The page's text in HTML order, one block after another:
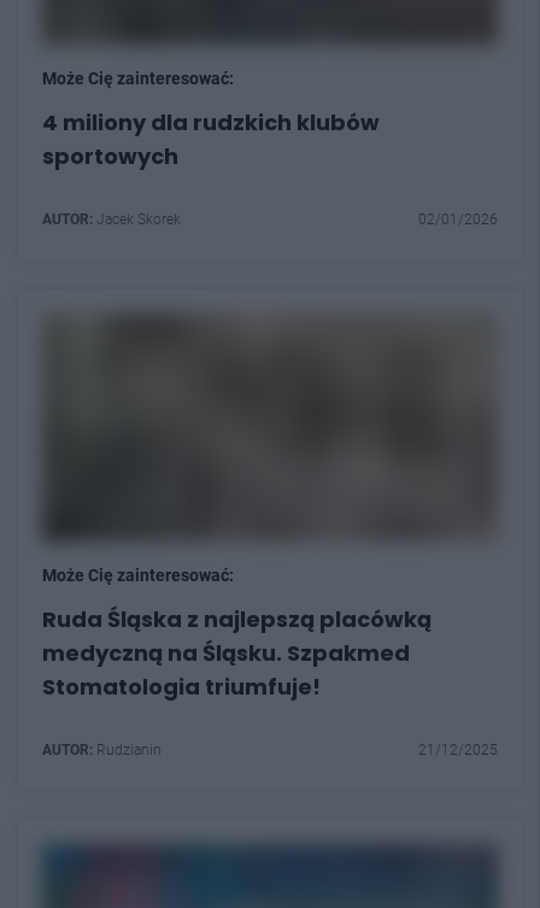
Może Cię zainteresować:
4 miliony dla rudzkich klubów
sportowych
AUTOR: Jacek Skorek 02/01/2026
Może Cię zainteresować:
Ruda Śląska z najlepszą placówką
medyczną na Śląsku. Szpakmed
Stomatologia triumfuje!
AUTOR: Rudzianin 21/12/2025